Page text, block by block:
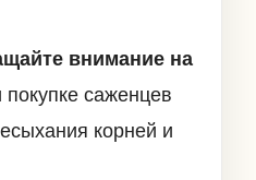
внимание на
саженцев
корней и